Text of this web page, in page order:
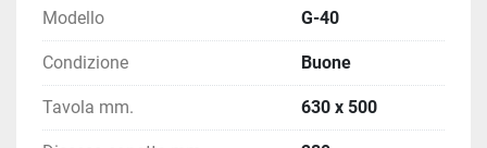
Modello G-40
Condizione Buone
Tavola mm. 630 x 500